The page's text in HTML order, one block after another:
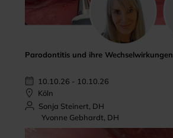
Parodontitis und ihre Wechselwirkungen
10.10.26 - 10.10.26
Köln
Sonja Steinert, DH
Yvonne Gebhardt, DH